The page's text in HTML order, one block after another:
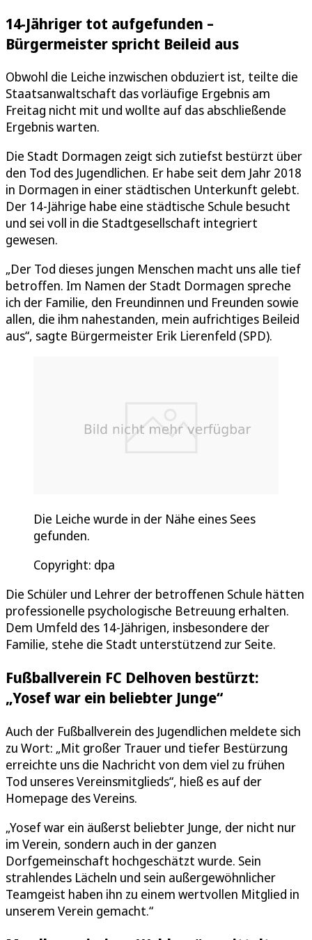
14-Jähriger tot aufgefunden –
Bürgermeister spricht Beileid aus
Obwohl die Leiche inzwischen obduziert ist, teilte die
Staatsanwaltschaft das vorläufige Ergebnis am
Freitag nicht mit und wollte auf das abschließende
Ergebnis warten.
Die Stadt Dormagen zeigt sich zutiefst bestürzt über
den Tod des Jugendlichen. Er habe seit dem Jahr 2018
in Dormagen in einer städtischen Unterkunft gelebt.
Der 14-Jährige habe eine städtische Schule besucht
und sei voll in die Stadtgesellschaft integriert
gewesen.
„Der Tod dieses jungen Menschen macht uns alle tief
betroffen. Im Namen der Stadt Dormagen spreche
ich der Familie, den Freundinnen und Freunden sowie
allen, die ihm nahestanden, mein aufrichtiges Beileid
aus“, sagte Bürgermeister Erik Lierenfeld (SPD).
Die Leiche wurde in der Nähe eines Sees
gefunden.
Copyright: dpa
Die Schüler und Lehrer der betroffenen Schule hätten
professionelle psychologische Betreuung erhalten.
Dem Umfeld des 14-Jährigen, insbesondere der
Familie, stehe die Stadt unterstützend zur Seite.
Fußballverein FC Delhoven bestürzt:
„Yosef war ein beliebter Junge“
Auch der Fußballverein des Jugendlichen meldete sich
zu Wort: „Mit großer Trauer und tiefer Bestürzung
erreichte uns die Nachricht von dem viel zu frühen
Tod unseres Vereinsmitglieds“, hieß es auf der
Homepage des Vereins.
„Yosef war ein äußerst beliebter Junge, der nicht nur
im Verein, sondern auch in der ganzen
Dorfgemeinschaft hochgeschätzt wurde. Sein
strahlendes Lächeln und sein außergewöhnlicher
Teamgeist haben ihn zu einem wertvollen Mitglied in
unserem Verein gemacht.“